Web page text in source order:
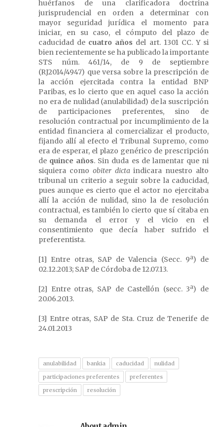
huérfanos de una clarificadora doctrina
jurisprudencial en orden a determinar con
mayor seguridad jurídica el momento para
iniciar, en su caso, el cómputo del plazo de
caducidad de cuatro años del art. 1301 CC. Y si
bien recientemente se ha publicado la importante
STS núm. 461/14, de 9 de septiembre
(RJ2014/4947) que versa sobre la prescripción de
la acción ejercitada contra la entidad BNP
Paribas, es lo cierto que en aquel caso la acción
no era de nulidad (anulabilidad) de la suscripción
de participaciones preferentes, sino de
resolución contractual por incumplimiento de la
entidad financiera al comercializar el producto,
fijando allí al efecto el Tribunal Supremo, como
era de esperar, el plazo genérico de prescripción
de quince años. Sin duda es de lamentar que ni
siquiera como obiter dictaindicara nuestro alto
tribunal un criterio a seguir sobre la caducidad,
pues aunque es cierto que el actor no ejercitaba
allí la acción de nulidad, sino la de resolución
contractual, es también lo cierto que sí citaba en
su demanda el error y el vicio en el
consentimiento que decía haber sufrido el
preferentista.
[1] Entre otras, SAP de Valencia (Secc. 9ª) de
02.12.2013; SAP de Córdoba de 12.07.13.
[2] Entre otras, SAP de Castellón (secc. 3ª) de
20.06.2013.
[3] Entre otras, SAP de Sta. Cruz de Tenerife de
24.01.2013
anulabilidad bankia caducidad
nulidad
participaciones preferentes
preferentes
prescripción
resolución